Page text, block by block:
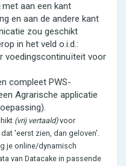
met aan een kant
en aan de andere kant
zou geschikt
in het veld o.i.d.:
voedingscontinuïteit voor
compleet PWS-
Agrarische applicatie
(vrij vertaald)voor
'eerst zien, dan geloven'.
je online/dynamisch
van Datacake in passende